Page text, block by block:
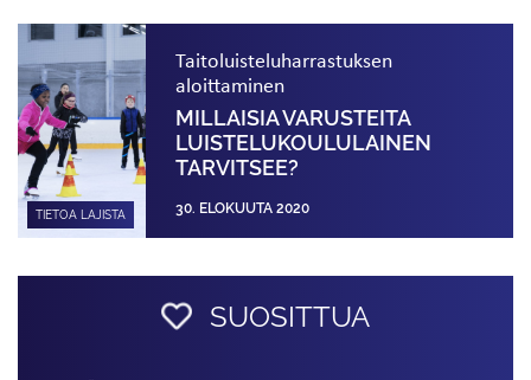
TIETOA LAJISTA
Taitoluisteluharrastuksen
aloittaminen
MILLAISIA VARUSTEITA
LUISTELUKOULU­LAINEN
TARVITSEE?
30. ELOKUUTA 2020
SUOSITTUA